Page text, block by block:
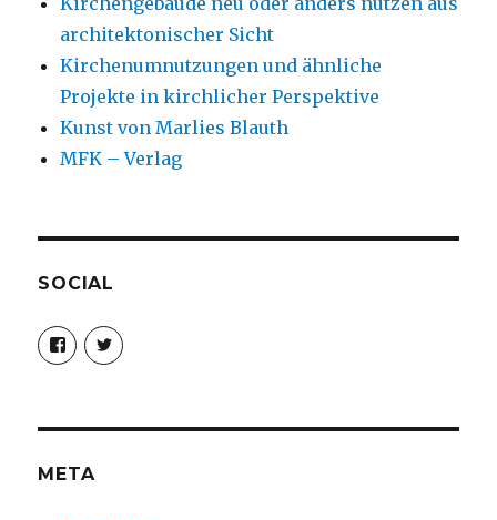
architektonischer Sicht
Kirchenumnutzungen und ähnliche
Projekte in kirchlicher Perspektive
Kunst von Marlies Blauth
MFK – Verlag
SOCIAL
Profil
von
christoph.fleischer1
anzeigen
Profil
von
anzeigen
META